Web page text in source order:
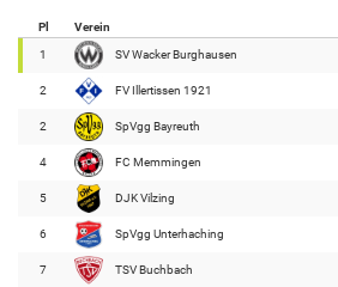
Pl Verein
1 SV Wacker Burghausen
2 FV Illertissen 1921
2 SpVgg Bayreuth
4 FC Memmingen
5 DJK Vilzing
6 SpVgg Unterhaching
7 TSV Buchbach